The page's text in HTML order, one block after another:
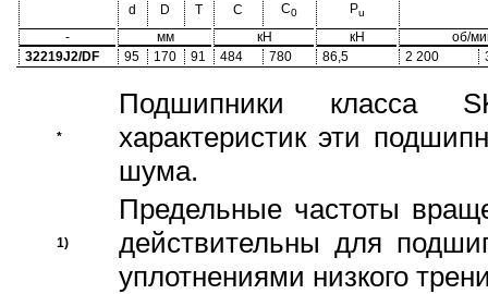
d D T C C0 Pu
- мм кН кН
об/
32219J2/DF
95 170 91 484 780 86,5 2 200
*
Подшипники класса
характеристик эти
шума.
1)
Предельные частоты
действительны для
уплотнениями низкого